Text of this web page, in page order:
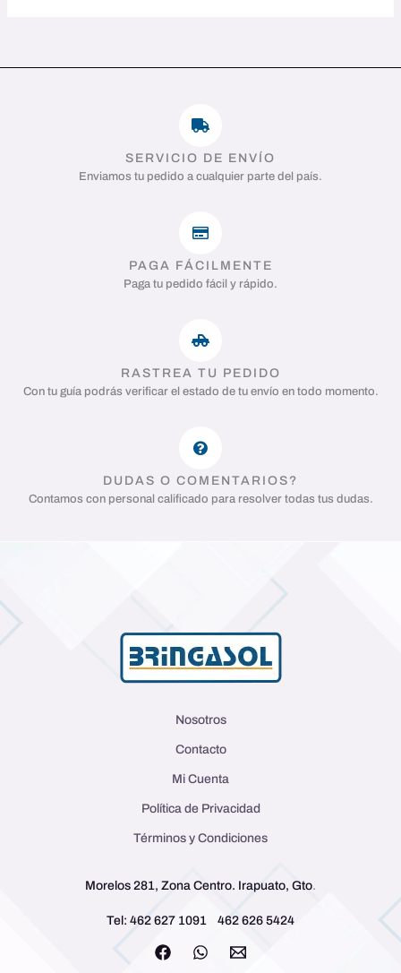
SERVICIO DE ENVÍO
Enviamos tu pedido a cualquier parte del país.
PAGA FÁCILMENTE
Paga tu pedido fácil y rápido.
RASTREA TU PEDIDO
Con tu guía podrás verificar el estado de tu envío en todo momento.
DUDAS O COMENTARIOS?
Contamos con personal calificado para resolver todas tus dudas.
Nosotros
Contacto
Mi Cuenta
Política de Privacidad
Términos y Condiciones
Morelos 281, Zona Centro. Irapuato, Gto.
Tel: 462 627 1091 462 626 5424